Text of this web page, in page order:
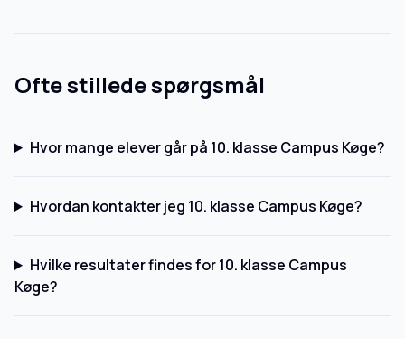
Ofte stillede spørgsmål
Hvor mange elever går på 10. klasse Campus Køge?
Hvordan kontakter jeg 10. klasse Campus Køge?
Hvilke resultater findes for 10. klasse Campus
Køge?